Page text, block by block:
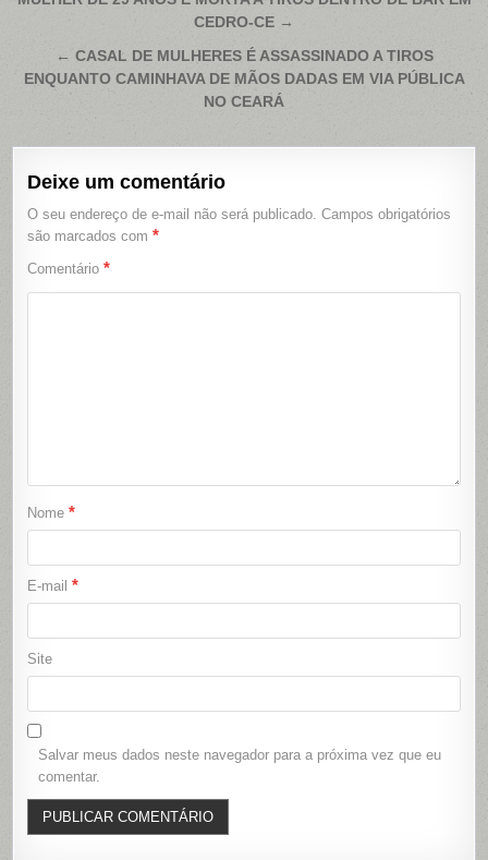
Post
CEDRO-CE →
← CASAL DE MULHERES É ASSASSINADO A TIROS
ENQUANTO CAMINHAVA DE MÃOS DADAS EM VIA PÚBLICA
NO CEARÁ
Deixe um comentário
O seu endereço de e-mail não será publicado. Campos obrigatórios
são marcados com*
Comentário*
Nome*
E-mail*
Site
Salvar meus dados neste navegador para a próxima vez que eu
comentar.